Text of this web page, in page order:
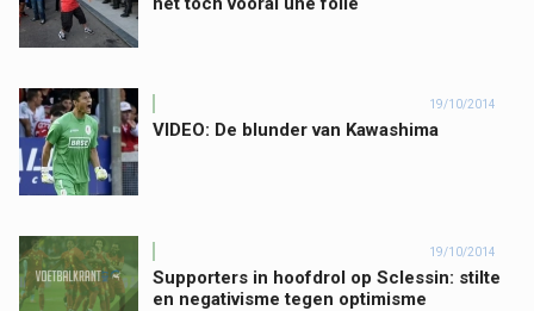
19/10/2014
VIDEO: De blunder van Kawashima
19/10/2014
Supporters in hoofdrol op Sclessin: stilte
en negativisme tegen optimisme